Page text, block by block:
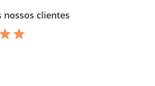
nossos clientes
star star